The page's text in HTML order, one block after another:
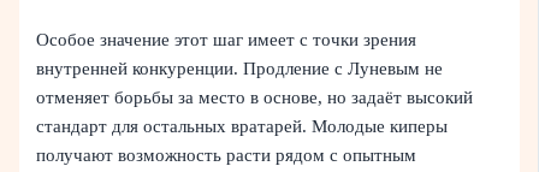
Особое значение этот шаг имеет с точки зрения
внутренней конкуренции. Продление с Луневым не
отменяет борьбы за место в основе, но задаёт высокий
стандарт для остальных вратарей. Молодые киперы
получают возможность расти рядом с опытным